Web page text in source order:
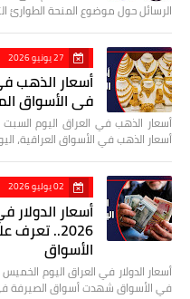
الرسائل حول موضوع المنحة الطوارئ
27 يونيو 2026
أسعار الذهب
في الأسواق
أسعار الذهب في العراق اليوم
أسعار الذهب في الأسواق العراقية،
02 يوليو 2026
2026..
الأسواق
في الأسواق شهدت أسواق الصيرفة